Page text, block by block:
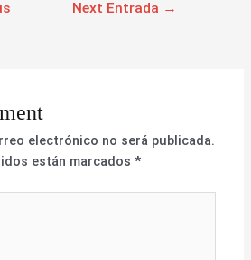
Next Entrada →
electrónico no será publicada.
están marcados*